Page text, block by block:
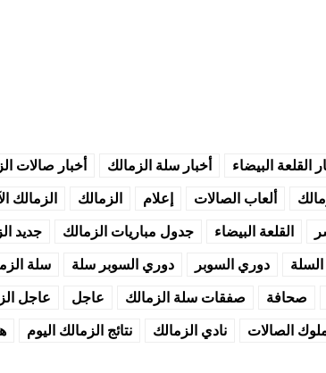
القلعة البيضاء أخبار سلة الزمالك أخبار صالات
ألعاب الصالات إعلام الزمالك الزمالك
القلعة البيضاء جدول مباريات الزمالك جديد
دوري السوبر دوري السوبر سلة سلة
صحافة صفقات سلة الزمالك عاجل عاجل
الصالات نادي الزمالك نتائج الزمالك اليوم